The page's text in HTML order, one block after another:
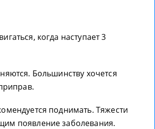
когда наступает 3
Большинству хочется
поднимать. Тяжести
появление заболевания.